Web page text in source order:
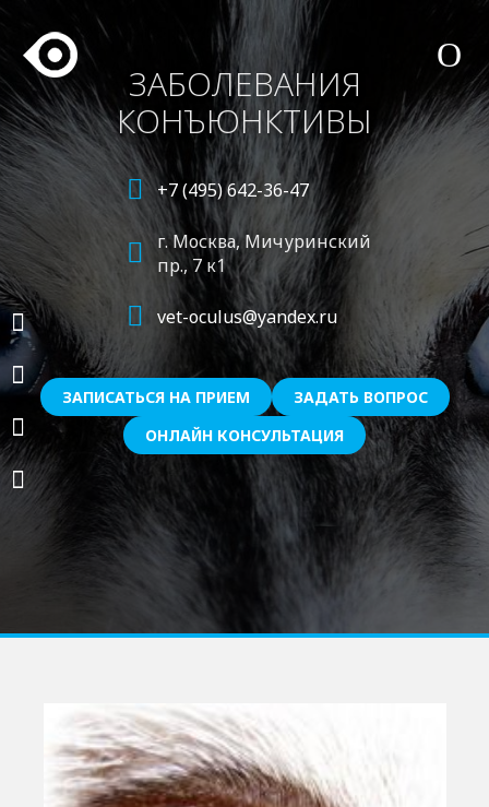
ЗАБОЛЕВАНИЯ
КОНЪЮНКТИВЫ
+7 (495) 642-36-47
г. Москва,Мичуринский
пр., 7 к1
vet-oculus@yandex.ru
ЗАПИСАТЬСЯ НА ПРИЕМ
ЗАДАТЬ ВОПРОС
ОНЛАЙН КОНСУЛЬТАЦИЯ